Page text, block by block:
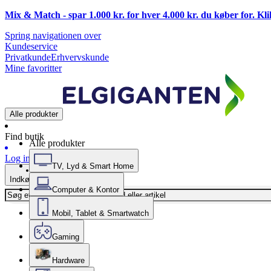
Mix & Match - spar 1.000 kr. for hver 4.000 kr. du køber for.
Spring navigationen over
Kundeservice
PrivatkundeErhvervskunde
Mine favoritter
Alle produkter
Find butik
Log ind
Indkøbskurv
Alle produkter
TV, Lyd & Smart Home
Computer & Kontor
Mobil, Tablet & Smartwatch
Gaming
Hardware